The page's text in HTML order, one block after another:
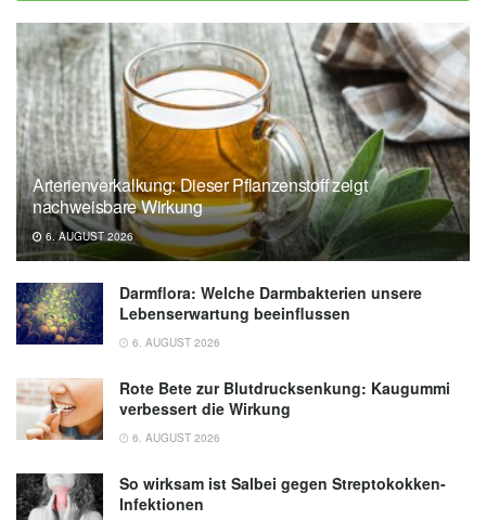
cannabinoids: a systematic review and meta-
analysis; in: Heart (veröffentlicht 17.06.2025),
Heart
Arterienverkalkung: Dieser Pflanzenstoff zeigt
nachweisbare Wirkung
6. AUGUST 2026
Darmflora: Welche Darmbakterien unsere
Lebenserwartung beeinflussen
6. AUGUST 2026
Rote Bete zur Blutdrucksenkung: Kaugummi
verbessert die Wirkung
6. AUGUST 2026
So wirksam ist Salbei gegen Streptokokken-
Infektionen